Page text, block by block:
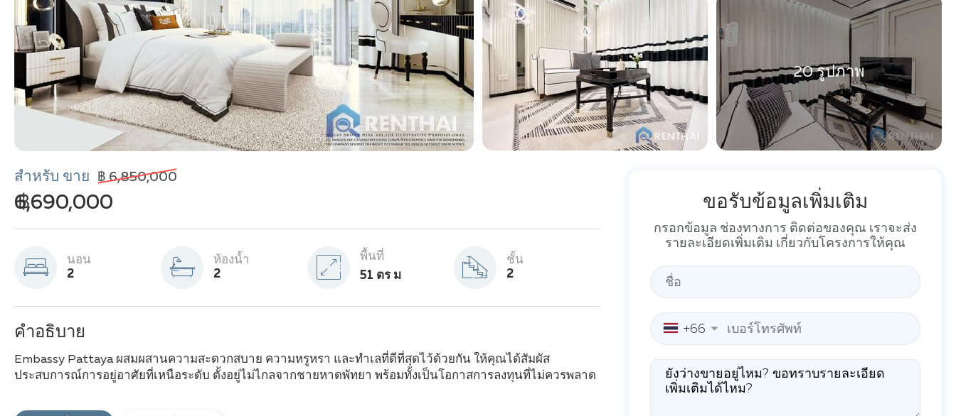
20 รูปภาพ
สำหรับ ขาย ฿ 6,850,000
฿ 6,690,000
นอน
2
ห้องน้ำ
2
พื้นที่
51 ตร ม
ชั้น
2
คำอธิบาย
Embassy Pattaya ผสมผสานความสะดวกสบาย ความหรูหรา และทำเลที่ดีที่สุดไว้ด้วยกัน ให้คุณได้สัมผัส
ประสบการณ์การอยู่อาศัยที่เหนือระดับ ตั้งอยู่ไม่ไกลจากชายหาดพัทยา พร้อมทั้งเป็นโอกาสการลงทุนที่ไม่ควรพลาด
ขอรับข้อมูลเพิ่มเติม
กรอกข้อมูล ช่องทางการ ติดต่อของคุณ เราจะส่ง
รายละเอียดเพิ่มเติม เกี่ยวกับโครงการให้คุณ
+66